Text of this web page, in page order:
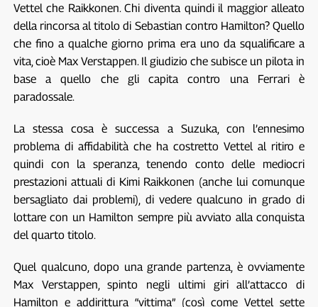
Vettel che Raikkonen. Chi diventa quindi il maggior alleato
della rincorsa al titolo di Sebastian contro Hamilton? Quello
che fino a qualche giorno prima era uno da squalificare a
vita, cioè Max Verstappen. Il giudizio che subisce un pilota in
base a quello che gli capita contro una Ferrari è
paradossale.
La stessa cosa è successa a Suzuka, con l’ennesimo
problema di affidabilità che ha costretto Vettel al ritiro e
quindi con la speranza, tenendo conto delle mediocri
prestazioni attuali di Kimi Raikkonen (anche lui comunque
bersagliato dai problemi), di vedere qualcuno in grado di
lottare con un Hamilton sempre più avviato alla conquista
del quarto titolo.
Quel qualcuno, dopo una grande partenza, è ovviamente
Max Verstappen, spinto negli ultimi giri all’attacco di
Hamilton e addirittura “vittima” (così come Vettel sette